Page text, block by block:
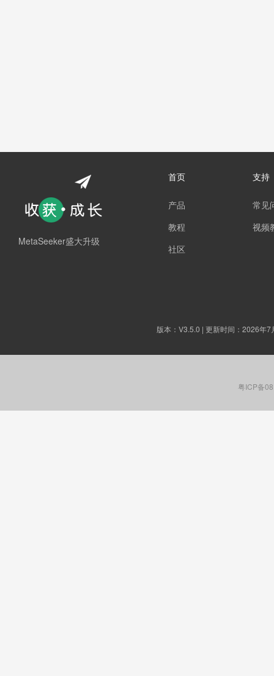
MetaSeeker盛大升级
首页
产品
教程
社区
支持
常见
视频
版本： V3.5.0 | 更新时间：2026年
粤ICP备